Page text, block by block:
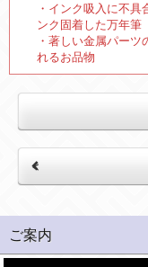
・インク吸入に不
ンク固着した万年筆
・著しい金属パー
れるお品物
ご案内